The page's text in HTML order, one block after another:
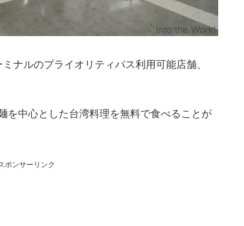
ナルのプライオリティパス利用可能店舗、
を中心とした台湾料理を無料で食べることが
ポンサーリンク